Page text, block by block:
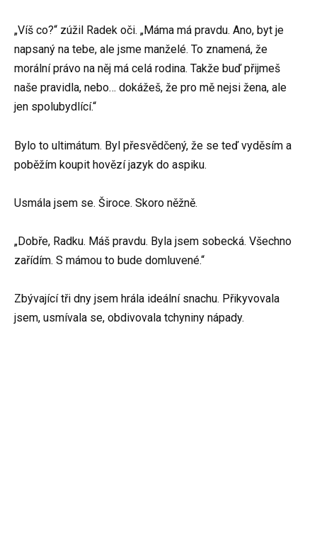
„Víš co?“ zúžil Radek oči. „Máma má pravdu. Ano, byt je
napsaný na tebe, ale jsme manželé. To znamená, že
morální právo na něj má celá rodina. Takže buď přijmeš
naše pravidla, nebo… dokážeš, že pro mě nejsi žena, ale
jen spolubydlící.“
Bylo to ultimátum. Byl přesvědčený, že se teď vyděsím a
poběžím koupit hovězí jazyk do aspiku.
Usmála jsem se. Široce. Skoro něžně.
„Dobře, Radku. Máš pravdu. Byla jsem sobecká. Všechno
zařídím. S mámou to bude domluvené.“
Zbývající tři dny jsem hrála ideální snachu. Přikyvovala
jsem, usmívala se, obdivovala tchyniny nápady.